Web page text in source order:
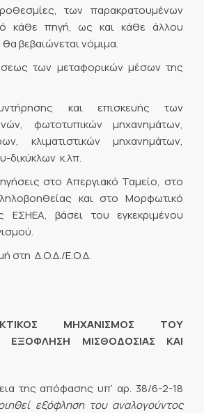
των παρακρατουμένων
κάθε πηγή, ως και κάθε άλλου
βεβαιώνεται νόμιμα.
των μεταφορικών μέσων της
και επισκευής των
φωτοτυπικών μηχανημάτων,
κλιματιστικών μηχανημάτων,
δικύκλων κ.λπ.
στο Απεργιακό Ταμείο, στο
και στο Μορφωτικό
ΕΣΗΕΑ, βάσει του εγκεκριμένου
στη Δ.Ο.Δ./Ε.Ο.Δ.
ΜΗΧΑΝΙΣΜΟΣ ΤΟΥ
ΕΞΟΦΛΗΣΗ ΜΙΣΘΟΔΟΣΙΑΣ ΚΑΙ
της απόφασης υπ’ αρ. 38/6-2-18
εξόφληση του αναλογούντος